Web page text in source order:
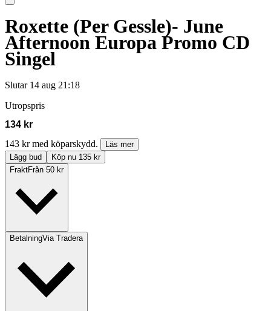
Roxette (Per Gessle)- June
Afternoon Europa Promo CD
Singel
Slutar 14 aug 21:18
Utropspris
134 kr
143 kr med köparskydd.
Läs mer
Lägg bud
Köp nu 135 kr
FraktFrån 50 kr
BetalningVia Tradera